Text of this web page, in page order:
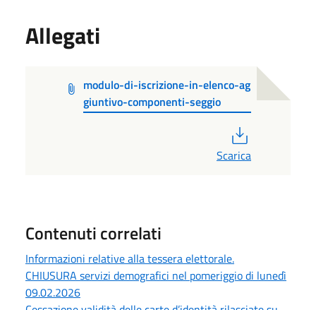
Allegati
modulo-di-iscrizione-in-elenco-ag
giuntivo-componenti-seggio
Scarica
Contenuti correlati
Informazioni relative alla tessera elettorale.
CHIUSURA servizi demografici nel pomeriggio di lunedì
09.02.2026